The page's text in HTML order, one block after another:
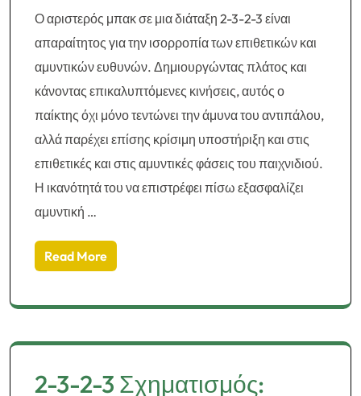
Ο αριστερός μπακ σε μια διάταξη 2-3-2-3 είναι
απαραίτητος για την ισορροπία των επιθετικών και
αμυντικών ευθυνών. Δημιουργώντας πλάτος και
κάνοντας επικαλυπτόμενες κινήσεις, αυτός ο
παίκτης όχι μόνο τεντώνει την άμυνα του αντιπάλου,
αλλά παρέχει επίσης κρίσιμη υποστήριξη και στις
επιθετικές και στις αμυντικές φάσεις του παιχνιδιού.
Η ικανότητά του να επιστρέφει πίσω εξασφαλίζει
αμυντική …
Read More
2-3-2-3 Σχηματισμός: